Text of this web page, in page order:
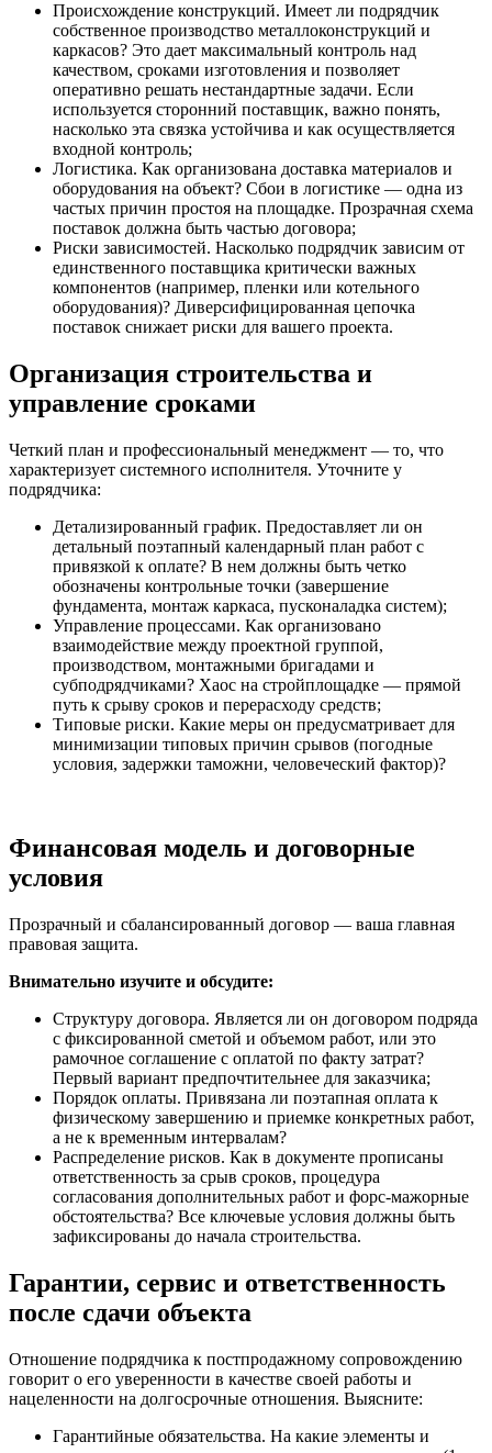
Происхождение конструкций. Имеет ли подрядчик
собственное производство металлоконструкций и
каркасов? Это дает максимальный контроль над
качеством, сроками изготовления и позволяет
оперативно решать нестандартные задачи. Если
используется сторонний поставщик, важно понять,
насколько эта связка устойчива и как осуществляется
входной контроль;
Логистика. Как организована доставка материалов и
оборудования на объект? Сбои в логистике — одна из
частых причин простоя на площадке. Прозрачная схема
поставок должна быть частью договора;
Риски зависимостей. Насколько подрядчик зависим от
единственного поставщика критически важных
компонентов (например, пленки или котельного
оборудования)? Диверсифицированная цепочка
поставок снижает риски для вашего проекта.
Организация строительства и
управление сроками
Четкий план и профессиональный менеджмент — то, что
характеризует системного исполнителя. Уточните у
подрядчика:
Детализированный график. Предоставляет ли он
детальный поэтапный календарный план работ с
привязкой к оплате? В нем должны быть четко
обозначены контрольные точки (завершение
фундамента, монтаж каркаса, пусконаладка систем);
Управление процессами. Как организовано
взаимодействие между проектной группой,
производством, монтажными бригадами и
субподрядчиками? Хаос на стройплощадке — прямой
путь к срыву сроков и перерасходу средств;
Типовые риски. Какие меры он предусматривает для
минимизации типовых причин срывов (погодные
условия, задержки таможни, человеческий фактор)?
Финансовая модель и договорные
условия
Прозрачный и сбалансированный договор — ваша главная
правовая защита.
Внимательно изучите и обсудите:
Структуру договора. Является ли он договором подряда
с фиксированной сметой и объемом работ, или это
рамочное соглашение с оплатой по факту затрат?
Первый вариант предпочтительнее для заказчика;
Порядок оплаты. Привязана ли поэтапная оплата к
физическому завершению и приемке конкретных работ,
а не к временным интервалам?
Распределение рисков. Как в документе прописаны
ответственность за срыв сроков, процедура
согласования дополнительных работ и форс-мажорные
обстоятельства? Все ключевые условия должны быть
зафиксированы до начала строительства.
Гарантии, сервис и ответственность
после сдачи объекта
Отношение подрядчика к постпродажному сопровождению
говорит о его уверенности в качестве своей работы и
нацеленности на долгосрочные отношения. Выясните:
Гарантийные обязательства. На какие элементы и